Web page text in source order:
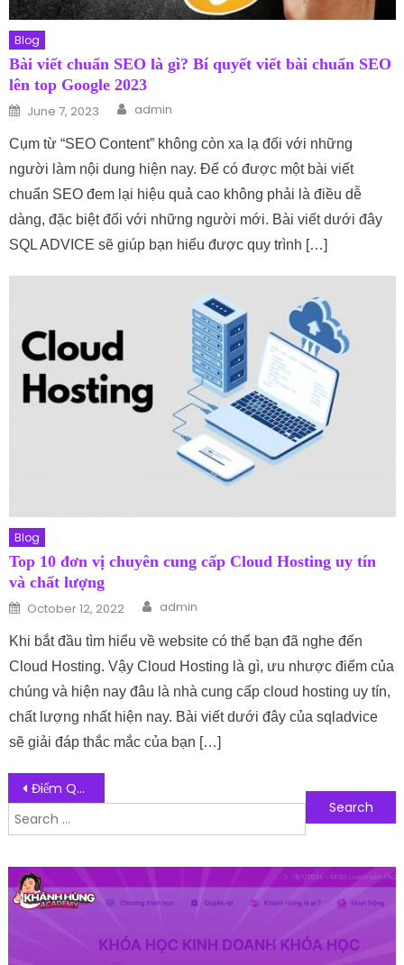
Blog
Bài viết chuẩn SEO là gì? Bí quyết viết bài chuẩn SEO
lên top Google 2023
Posted on
June 7, 2023 Author
admin
Cụm từ “SEO Content” không còn xa lạ đối với những
người làm nội dung hiện nay. Để có được một bài viết
chuẩn SEO đem lại hiệu quả cao không phải là điều dễ
dàng, đặc biệt đối với những người mới. Bài viết dưới đây
SQL ADVICE sẽ giúp bạn hiểu được quy trình […]
Blog
Top 10 đơn vị chuyên cung cấp Cloud Hosting uy tín
và chất lượng
Posted on
October 12, 2022 Author
admin
Khi bắt đầu tìm hiểu về website có thể bạn đã nghe đến
Cloud Hosting. Vậy Cloud Hosting là gì, ưu nhược điểm của
chúng và hiện nay đâu là nhà cung cấp cloud hosting uy tín,
chất lượng nhất hiện nay. Bài viết dưới đây của sqladvice
sẽ giải đáp thắc mắc của bạn […]
Post navigation
Điểm Qua Các Công Cụ SEO YouTube Hiệu Quả, Lên Top Nhanh
Search for:
Follow